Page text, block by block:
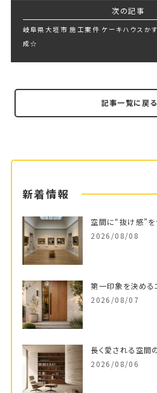
次の記事
岐阜県大垣市 施工案件 ケーキハウスか
成☆
記事一覧に戻る
新着情報
空間に“抜け感”を
2026/08/08
第一印象を決める
2026/08/07
長く愛される空間
2026/08/06